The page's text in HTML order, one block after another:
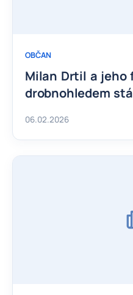
OBČAN
Milan Drtil a jeho
drobnohledem
06.02.2026